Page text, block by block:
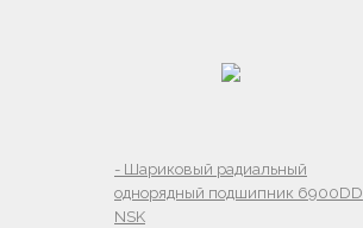
- Шариковый радиальный
однорядный подшипник 6900DD
NSK